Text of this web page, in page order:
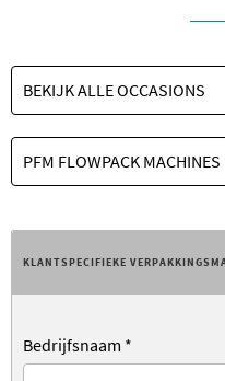
BEKIJK ALLE OCCASIONS
PFM FLOWPACK MACHINES
KLANTSPECIFIEKE
Bedrijfsnaam *